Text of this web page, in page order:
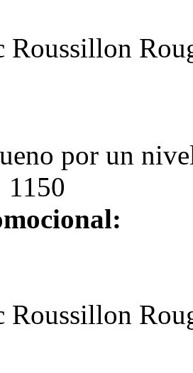
Roussillon
por un
1150
Roussillon